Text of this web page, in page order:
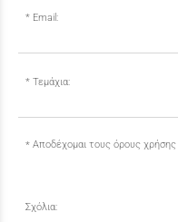
Email:
Τεμάχια:
Αποδέχομαι τους όρους χρήσης
Σχόλια: